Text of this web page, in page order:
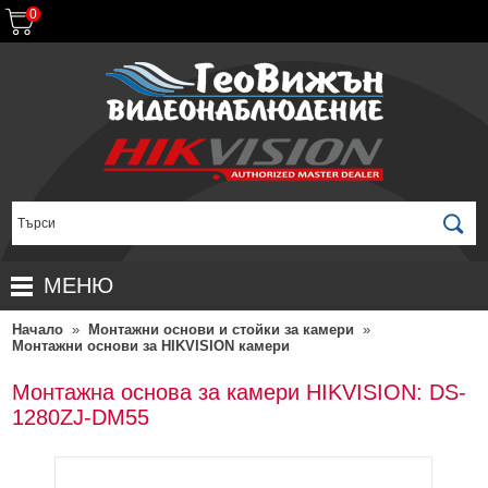
0
МЕНЮ
НАЧАЛО
ПРОМОЦИИ
ЗА ДИСТРИБУТОРИ
Начало » Монтажни основи и стойки за камери »
Монтажни основи за HIKVISION камери
Монтажна основа за камери HIKVISION: DS-
1280ZJ-DM55